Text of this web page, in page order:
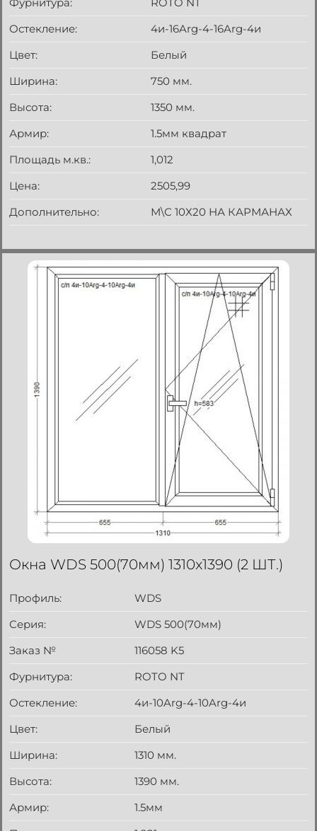
Фурнитура:
ROTO NT
Остекление:
4и-16Arg-4-16Arg-4и
Цвет:
Белый
Ширина:
750 мм.
Высота:
1350 мм.
Армир:
1.5мм квадрат
Площадь м.кв.:
1,012
Цена:
2505,99
Дополнительно:
М\С 10Х20 НА КАРМАНАХ
Окна WDS 500(70мм) 1310x1390 (2 ШТ.)
Профиль:
WDS
Серия:
WDS 500(70мм)
Заказ №
116058 K5
Фурнитура:
ROTO NT
Остекление:
4и-10Arg-4-10Arg-4и
Цвет:
Белый
Ширина:
1310 мм.
Высота:
1390 мм.
Армир:
1.5мм